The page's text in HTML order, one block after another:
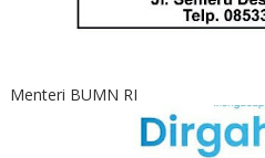
Menteri BUMN RI